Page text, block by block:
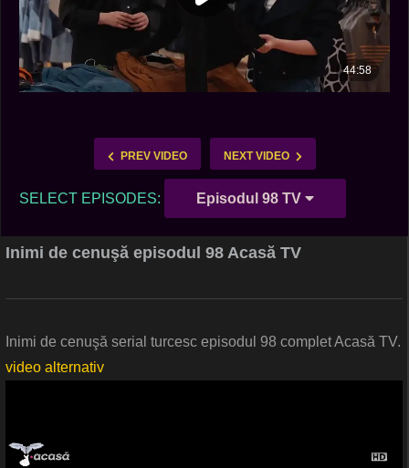
PREV VIDEO NEXT VIDEO
SELECT EPISODES: Episodul 98 TV
Inimi de cenuşă episodul 98 Acasă TV
Inimi de cenuşă serial turcesc episodul 98 complet Acasă TV.
video alternativ